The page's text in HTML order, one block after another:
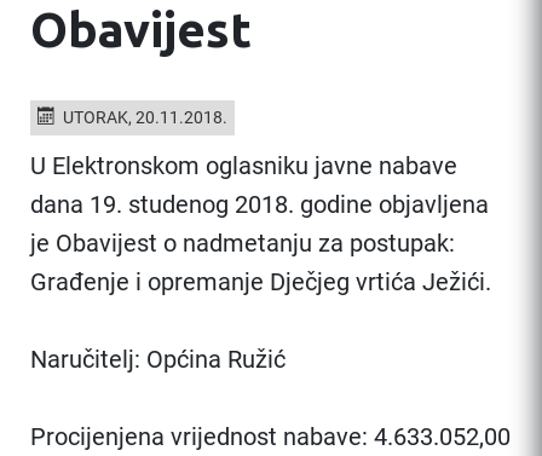
Obavijest
UTORAK, 20.11.2018.
U Elektronskom oglasniku javne nabave
dana 19. studenog 2018. godine objavljena
je Obavijest o nadmetanju za postupak:
Građenje i opremanje Dječjeg vrtića Ježići.
Naručitelj: Općina Ružić
Procijenjena vrijednost nabave: 4.633.052,00